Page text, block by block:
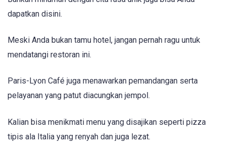
dapatkan disini.
Meski Anda bukan tamu hotel, jangan pernah ragu untuk
mendatangi restoran ini.
Paris-Lyon Café juga menawarkan pemandangan serta
pelayanan yang patut diacungkan jempol.
Kalian bisa menikmati menu yang disajikan seperti pizza
tipis ala Italia yang renyah dan juga lezat.